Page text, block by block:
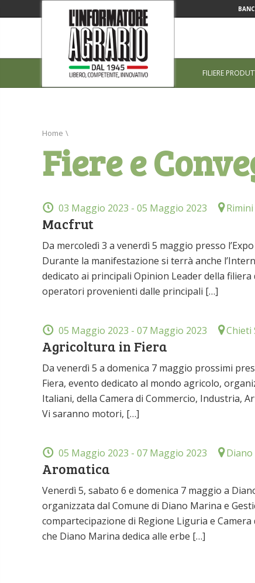
FILIERE
Home \
Fiere e
03 Maggio 2023 - 05 Maggio 2023 Rimini
Macfrut
Da mercoledì 3 a venerdì 5 maggio presso
Durante la manifestazione si terrà anche
dedicato ai principali Opinion Leader della
operatori provenienti dalle principali […]
05 Maggio 2023 - 07 Maggio 2023 Chieti
Agricoltura in Fiera
Da venerdì 5 a domenica 7 maggio prossimi
Fiera, evento dedicato al mondo agricolo,
Italiani, della Camera di Commercio, Industria,
Vi saranno motori, […]
05 Maggio 2023 - 07 Maggio 2023 Diano
Aromatica
Venerdì 5, sabato 6 e domenica 7 maggio a
organizzata dal Comune di Diano Marina e
compartecipazione di Regione Liguria e
che Diano Marina dedica alle erbe […]